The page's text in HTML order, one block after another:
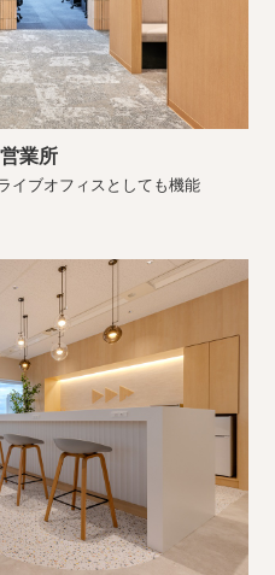
業所
イブオフィスとしても機能